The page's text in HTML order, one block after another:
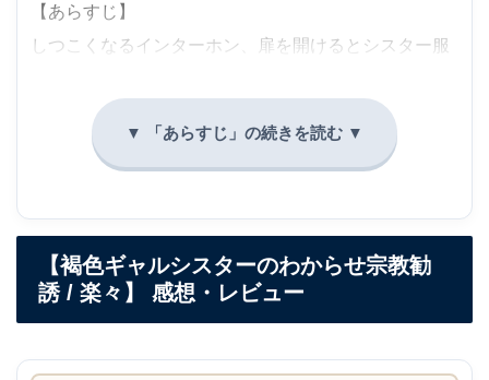
【あらすじ】
しつこくなるインターホン、扉を開けるとシスター服
生意気な態度のギャルは入会と引き換えなら自分の体
をすきにしてもいいという条件を提示し―
【褐色ギャルシスターのわからせ宗教勧
誘 / 楽々】 感想・レビュー